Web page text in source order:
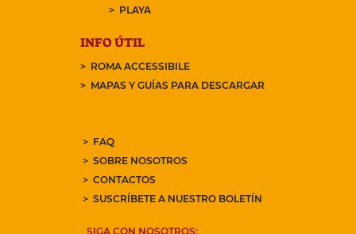
PLAYA
INFO ÚTIL
ROMA ACCESSIBILE
MAPAS Y GUÍAS PARA DESCARGAR
FAQ
SOBRE NOSOTROS
CONTACTOS
SUSCRÍBETE A NUESTRO BOLETÍN
SIGA CON NOSOTROS: